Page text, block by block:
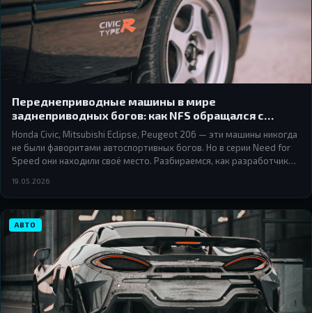
Переднеприводные машины в мире
заднеприводных богов: как NFS обращался с
«неправильными» автомобилями
Honda Civic, Mitsubishi Eclipse, Peugeot 206 — эти машины никогда
не были фаворитами автоспортивных богов. Но в серии Need for
Speed они находили своё место. Разбираемся, как разработчики
было честнее, чем кажется.
19.05.2026
АВТО